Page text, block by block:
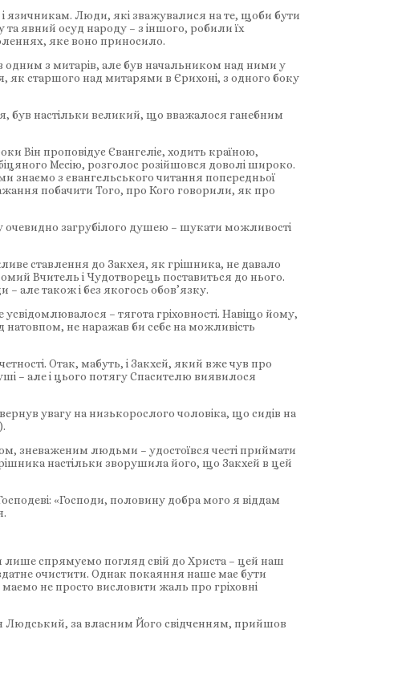
язичникам. Люди, які зважувалися на те, щоби бути
та явний осуд народу – з іншого, робили їх
яке воно приносило.
одним з митарів, але був начальником над ними у
як старшого над митарями в Єрихоні, з одного боку
був настільки великий, що вважалося ганебним
Він проповідує Євангеліє, ходить країною,
Месію, розголос розійшовся доволі широко.
знаємо з євангельського читання попередньої
побачити Того, про Кого говорили, як про
загрубілого душею – шукати можливості
ставлення до Закхея, як грішника, не давало
Вчитель і Чудотворець поставиться до нього.
але також і без якогось обов’язку.
– тягота гріховності. Навіщо йому,
натовпом, не наражав би себе на можливість
Отак, мабуть, і Закхей, який вже чув про
– але і цього потягу Спасителю виявилося
увагу на низькорослого чоловіка, що сидів на
зневаженим людьми – удостоївся честі приймати
настільки зворушила його, що Закхей в цей
«Господи, половину добра мого я віддам
спрямуємо погляд свій до Христа – цей наш
очистити. Однак покаяння наше має бути
не просто висловити жаль про гріховні
Людський, за власним Його свідченням, прийшов